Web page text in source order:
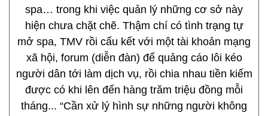
spa… trong khi việc quản lý những cơ sở này
hiện chưa chặt chẽ. Thậm chí có tình trạng tự
mở spa, TMV rồi cấu kết với một tài khoản mạng
xã hội, forum (diễn đàn) để quảng cáo lôi kéo
người dân tới làm dịch vụ, rồi chia nhau tiền kiếm
được có khi lên đến hàng trăm triệu đồng mỗi
tháng... “Cần xử lý hình sự những người không